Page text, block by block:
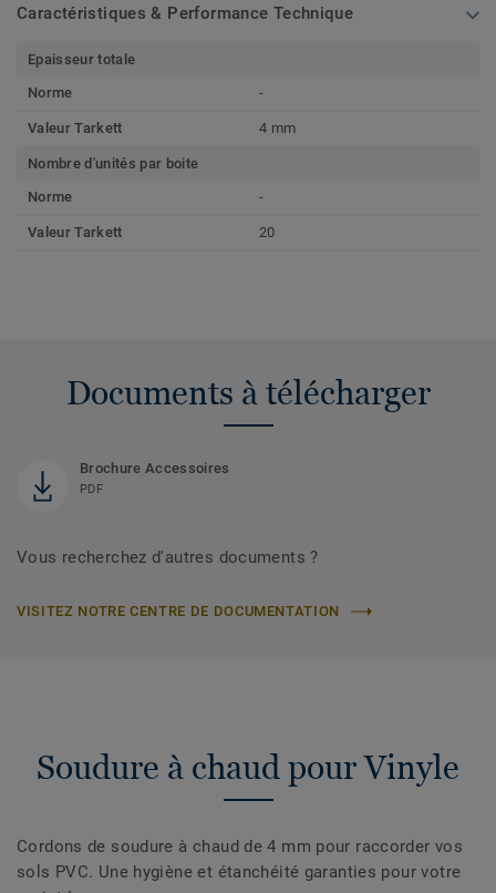
Caractéristiques & Performance Technique
Epaisseur totale
Norme
-
Valeur Tarkett 4 mm
Nombre d'unités par boite
Norme
-
Valeur Tarkett 20
Documents à télécharger
Brochure Accessoires
PDF
Vous recherchez d'autres documents ?
VISITEZ NOTRE CENTRE DE DOCUMENTATION
Soudure à chaud pour Vinyle
Cordons de soudure à chaud de 4 mm pour raccorder vos
sols PVC. Une hygiène et étanchéité garanties pour votre